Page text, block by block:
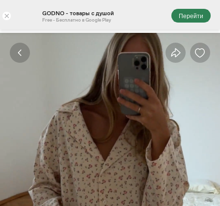
× GODNO - товары с душой
Free - Бесплатно в Google Play
Перейти